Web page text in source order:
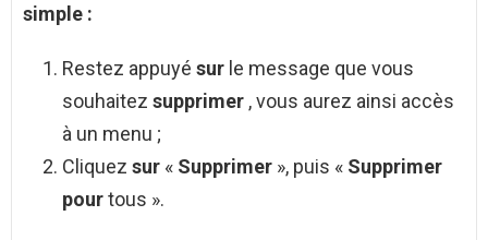
simple :
Restez appuyé sur le message que vous
souhaitez supprimer , vous aurez ainsi accès
à un menu ;
Cliquez sur « Supprimer », puis « Supprimer
pourtous ».